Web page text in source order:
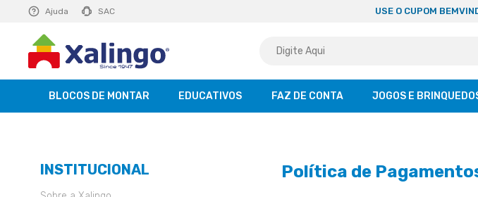
Ajuda SAC
R$ 129,99 saiba mais USE O CUPOM
BLOCOS DE MONTAR EDUCATIVOS FAZ DE CONTA JOGOS E
INSTITUCIONAL Política de